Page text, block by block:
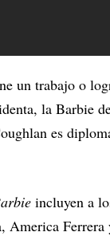
un trabajo o
la Barbie
es
incluyen a
Ferrera